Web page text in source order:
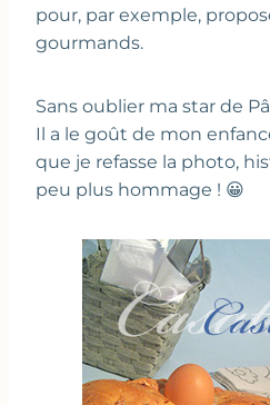
pour, par exemple,
gourmands.
Sans oublier ma star de
Il a le goût de mon
que je refasse la photo,
peu plus hommage ! 😀